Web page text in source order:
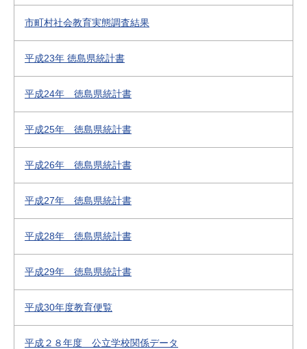
市町村社会教育実態調査結果
平成23年 徳島県統計書
平成24年 徳島県統計書
平成25年 徳島県統計書
平成26年 徳島県統計書
平成27年 徳島県統計書
平成28年 徳島県統計書
平成29年 徳島県統計書
平成30年度教育便覧
平成２８年度 公立学校関係データ